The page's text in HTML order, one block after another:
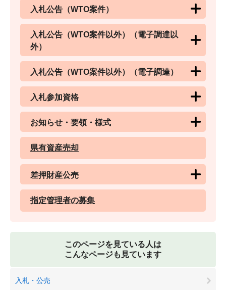
入札公告（WTO案件）
入札公告（WTO案件以外）（電子調達以
外）
入札公告（WTO案件以外）（電子調達）
入札参加資格
お知らせ・要領・様式
県有資産売却
差押財産公売
指定管理者の募集
このページを見ている人は
こんなページも見ています
入札・公売